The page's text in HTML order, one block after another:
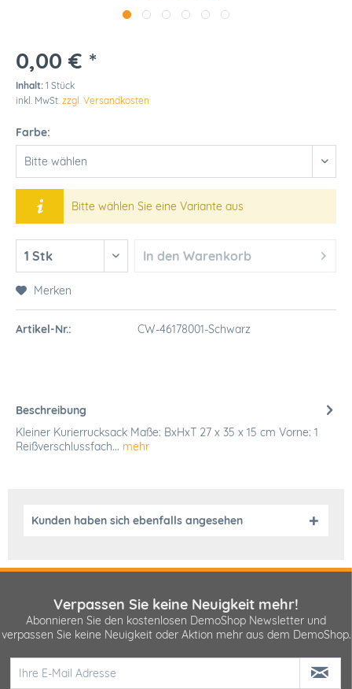
0,00 € *
Inhalt: 1 Stück
inkl. MwSt. zzgl. Versandkosten
Farbe:
Bitte wählen Sie eine Variante aus
In den Warenkorb
Merken
Artikel-Nr.: CW-46178001-Schwarz
Beschreibung
Kleiner Kurierrucksack Maße: BxHxT 27 x 35 x 15 cm Vorne: 1
Reißverschlussfach... mehr
Kunden haben sich ebenfalls angesehen
Verpassen Sie keine Neuigkeit mehr!
Abonnieren Sie den kostenlosen DemoShop Newsletter und
verpassen Sie keine Neuigkeit oder Aktion mehr aus dem DemoShop.